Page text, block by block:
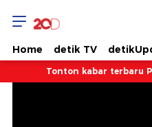
Home detik TV
Tonton kabar terbaru